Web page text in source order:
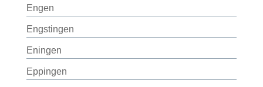
Engen
Engstingen
Eningen
Eppingen